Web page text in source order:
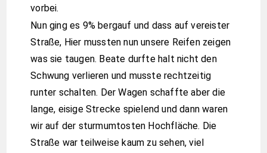
vorbei.
Nun ging es 9% bergauf und dass auf vereister
Straße, Hier mussten nun unsere Reifen zeigen
was sie taugen. Beate durfte halt nicht den
Schwung verlieren und musste rechtzeitig
runter schalten. Der Wagen schaffte aber die
lange, eisige Strecke spielend und dann waren
wir auf der sturmumtosten Hochfläche. Die
Straße war teilweise kaum zu sehen, viel